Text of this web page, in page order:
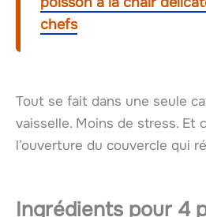
chefs
Tout se fait dans une seule
vaisselle. Moins de stress. Et
l’ouverture du couvercle qui
Ingrédients pour 4